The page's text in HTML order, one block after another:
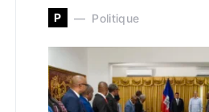
P Politique